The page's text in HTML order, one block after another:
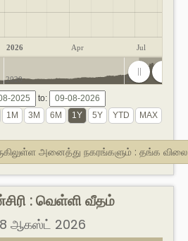
2026 Apr Jul
2020 2025
to:
அனைத்து நகரங்களும் : தங்க விலை
: வெள்ளி வீதம்
ஆகஸ்ட் 2026